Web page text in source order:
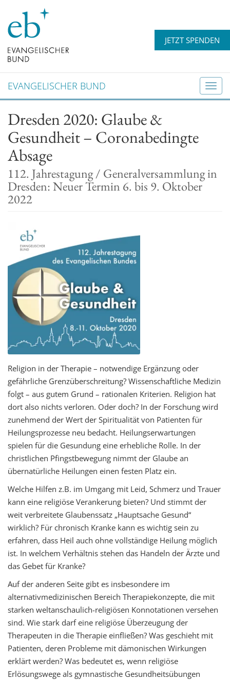
JETZT SPENDEN
T
o
a
EVANGELISCHER BUND
Dresden 2020: Glaube &
Gesundheit – Coronabedingte
Absage
112. Jahrestagung / Generalversammlung in
Dresden: Neuer Termin 6. bis 9. Oktober
2022
Religion in der Therapie – notwendige Ergänzung oder
gefährliche Grenzüberschreitung? Wissenschaftliche Medizin
folgt – aus gutem Grund – rationalen Kriterien. Religion hat
dort also nichts verloren. Oder doch? In der Forschung wird
zunehmend der Wert der Spiritualität von Patienten für
Heilungsprozesse neu bedacht. Heilungserwartungen
spielen für die Gesundung eine erhebliche Rolle. In der
christlichen Pfingstbewegung nimmt der Glaube an
übernatürliche Heilungen einen festen Platz ein.
Welche Hilfen z.B. im Umgang mit Leid, Schmerz und Trauer
kann eine religiöse Verankerung bieten? Und stimmt der
weit verbreitete Glaubenssatz „Hauptsache Gesund“
wirklich? Für chronisch Kranke kann es wichtig sein zu
erfahren, dass Heil auch ohne vollständige Heilung möglich
ist. In welchem Verhältnis stehen das Handeln der Ärzte und
das Gebet für Kranke?
Auf der anderen Seite gibt es insbesondere im
alternativmedizinischen Bereich Therapiekonzepte, die mit
starken weltanschaulich-religiösen Konnotationen versehen
sind. Wie stark darf eine religiöse Überzeugung der
Therapeuten in die Therapie einfließen? Was geschieht mit
Patienten, deren Probleme mit dämonischen Wirkungen
erklärt werden? Was bedeutet es, wenn religiöse
Erlösungswege als gymnastische Gesundheitsübungen